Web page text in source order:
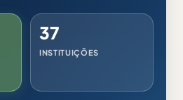
37
INSTITUIÇÕES